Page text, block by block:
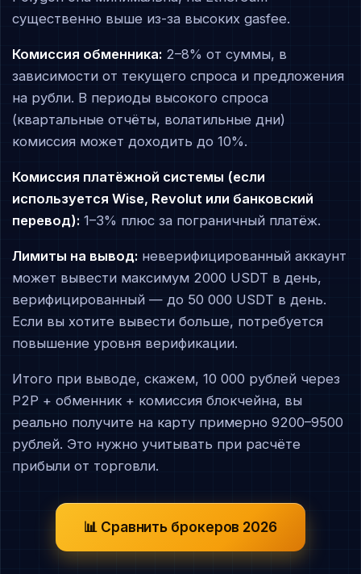
существенно выше из-за высоких gasfee.
Комиссия обменника: 2–8% от суммы, в
зависимости от текущего спроса и предложения
на рубли. В периоды высокого спроса
(квартальные отчёты, волатильные дни)
комиссия может доходить до 10%.
Комиссия платёжной системы (если
используется Wise, Revolut или банковский
перевод): 1–3% плюс за пограничный платёж.
Лимиты на вывод: неверифицированный аккаунт
может вывести максимум 2000 USDT в день,
верифицированный — до 50 000 USDT в день.
Если вы хотите вывести больше, потребуется
повышение уровня верификации.
Итого при выводе, скажем, 10 000 рублей через
P2P + обменник + комиссия блокчейна, вы
реально получите на карту примерно 9200–9500
рублей. Это нужно учитывать при расчёте
прибыли от торговли.
📊 Сравнить брокеров 2026